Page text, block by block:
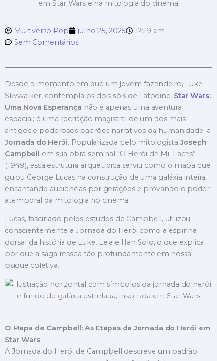
Multiverso Pop julho 25, 2025
12:19 am
Sem Comentários
Desde o momento em que um jovem fazendeiro, Luke
Skywalker, contempla os dois sóis de Tatooine, Star Wars:
Uma Nova Esperança não é apenas uma aventura
espacial; é uma recriação magistral de um dos mais
antigos e poderosos padrões narrativos da humanidade: a
Jornada do Herói. Popularizada pelo mitologistaJoseph
Campbell em sua obra seminal “O Herói de Mil Faces”
(1949), essa estrutura arquetípica serviu como o mapa que
guiou George Lucas na construção de uma galáxia inteira,
encantando audiências por gerações e provando o poder
atemporal da mitologia no cinema.
Lucas, fascinado pelos estudos de Campbell, utilizou
conscientemente a Jornada do Herói como a espinha
dorsal da história de Luke, Leia e Han Solo, o que explica
por que a saga ressoa tão profundamente em nossa
psique coletiva.
O Mapa de Campbell: As Etapas da Jornada do Herói em
Star Wars
A Jornada do Herói de Campbell descreve um padrão